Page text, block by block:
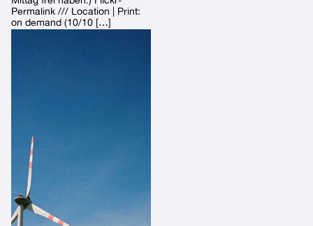
Permalink /// Location | Print:
on demand (10/10 […]